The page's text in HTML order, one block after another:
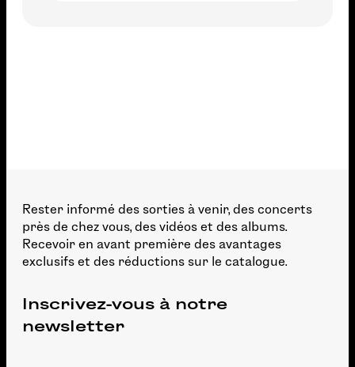
Rester informé des sorties à venir, des concerts
près de chez vous, des vidéos et des albums.
Recevoir en avant première des avantages
exclusifs et des réductions sur le catalogue.
Inscrivez-vous à notre
newsletter